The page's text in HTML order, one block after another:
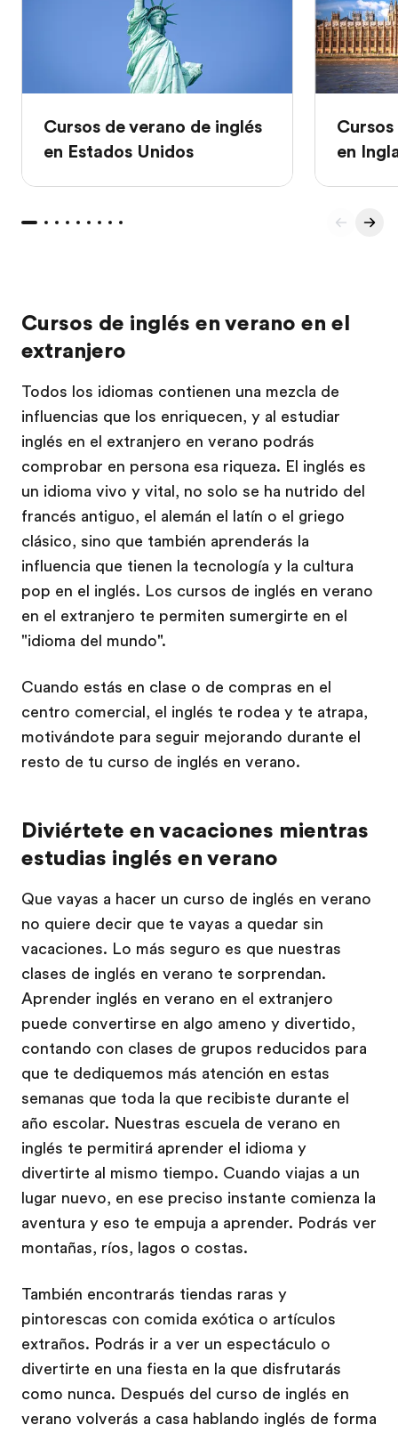
Cursos de verano de inglés
en Estados Unidos
en
Cursos de inglés en verano en el
extranjero
Todos los idiomas contienen una mezcla de
influencias que los enriquecen, y al estudiar
inglés en el extranjero en verano podrás
comprobar en persona esa riqueza. El inglés es
un idioma vivo y vital, no solo se ha nutrido del
francés antiguo, el alemán el latín o el griego
clásico, sino que también aprenderás la
influencia que tienen la tecnología y la cultura
pop en el inglés. Los cursos de inglés en verano
en el extranjero te permiten sumergirte en el
"idioma del mundo".
Cuando estás en clase o de compras en el
centro comercial, el inglés te rodea y te atrapa,
motivándote para seguir mejorando durante el
resto de tu curso de inglés en verano.
Diviértete en vacaciones mientras
estudias inglés en verano
Que vayas a hacer un curso de inglés en verano
no quiere decir que te vayas a quedar sin
vacaciones. Lo más seguro es que nuestras
clases de inglés en verano te sorprendan.
Aprender inglés en verano en el extranjero
puede convertirse en algo ameno y divertido,
contando con clases de grupos reducidos para
que te dediquemos más atención en estas
semanas que toda la que recibiste durante el
año escolar. Nuestras escuela de verano en
inglés te permitirá aprender el idioma y
divertirte al mismo tiempo. Cuando viajas a un
lugar nuevo, en ese preciso instante comienza la
aventura y eso te empuja a aprender. Podrás ver
montañas, ríos, lagos o costas.
También encontrarás tiendas raras y
pintorescas con comida exótica o artículos
extraños. Podrás ir a ver un espectáculo o
divertirte en una fiesta en la que disfrutarás
como nunca. Después del curso de inglés en
verano volverás a casa hablando inglés de forma